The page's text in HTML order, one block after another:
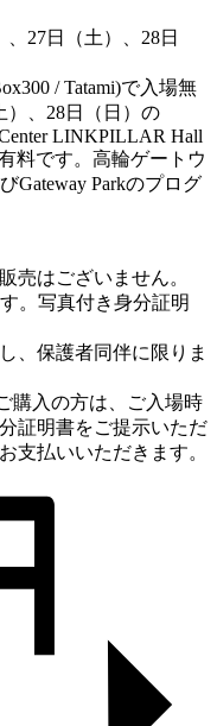
27日（土）、28日
/ Tatami)で入場無
）、28日（日）の
LINKPILLAR Hall
料です。高輪ゲートウ
Gateway Parkのプログ
売はございません。
。写真付き身分証明
、保護者同伴に限りま
購入の方は、ご入場時
証明書をご提示いただ
支払いいただきます。